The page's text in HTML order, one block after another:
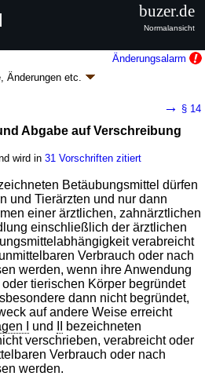
Änderungsalarm
Änderungen etc.
2026 I Nr. 195
im Betäubungsmittelverkehr
→ § 14
Abgabe auf Verschreibung
wird in31 Vorschriften zitiert
Betäubungsmittel dürfen
und Tierärzten und nur dann
einer ärztlichen, zahnärztlichen
einschließlich der ärztlichen
verabreicht
Verbrauch oder nach
werden, wenn ihre Anwendung
tierischen Körper begründet
dann nicht begründet,
auf andere Weise erreicht
I und
bezeichneten
verschrieben, verabreicht oder
Verbrauch oder nach
werden.
buzer.de
Normalansicht